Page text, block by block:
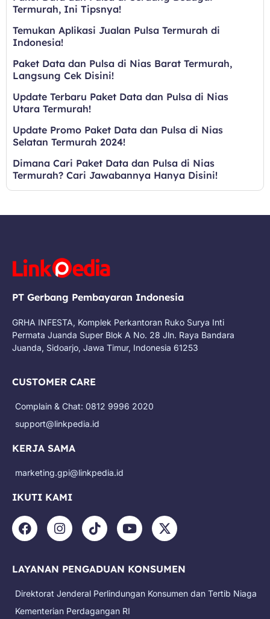
Termurah, Ini Tipsnya!
Temukan Aplikasi Jualan Pulsa Termurah di
Indonesia!
Paket Data dan Pulsa di Nias Barat Termurah,
Langsung Cek Disini!
Update Terbaru Paket Data dan Pulsa di Nias
Utara Termurah!
Update Promo Paket Data dan Pulsa di Nias
Selatan Termurah 2024!
Dimana Cari Paket Data dan Pulsa di Nias
Termurah? Cari Jawabannya Hanya Disini!
PT Gerbang Pembayaran Indonesia
GRHA INFESTA, Komplek Perkantoran Ruko Surya Inti
Permata Juanda Super Blok A No. 28 Jln. Raya Bandara
Juanda, Sidoarjo, Jawa Timur, Indonesia 61253
CUSTOMER CARE
Complain & Chat: 0812 9996 2020
support@linkpedia.id
KERJA SAMA
marketing.gpi@linkpedia.id
IKUTI KAMI
F
a
b
o
k
I
n
a
r
a
T
i
o
Y
o
u
e
X
-
i
t
LAYANAN PENGADUAN KONSUMEN
Direktorat Jenderal Perlindungan Konsumen dan Tertib Niaga
Kementerian Perdagangan RI